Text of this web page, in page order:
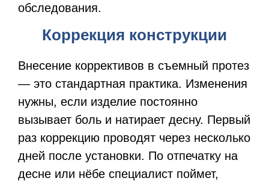
обследования.
Коррекция конструкции
Внесение коррективов в съемный протез
— это стандартная практика. Изменения
нужны, если изделие постоянно
вызывает боль и натирает десну. Первый
раз коррекцию проводят через несколько
дней после установки. По отпечатку на
десне или нёбе специалист поймет,